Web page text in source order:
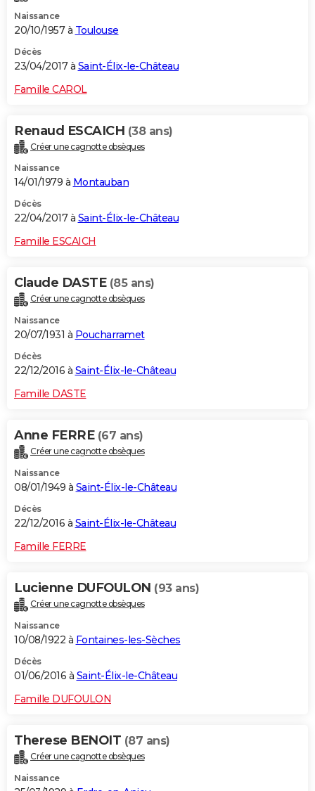
Naissance
20/10/1957 à Toulouse
Décès
23/04/2017 à Saint-Élix-le-Château
Famille CAROL
Renaud ESCAICH (38 ans)
Créer une cagnotte obsèques
Naissance
14/01/1979 à Montauban
Décès
22/04/2017 à Saint-Élix-le-Château
Famille ESCAICH
Claude DASTE (85 ans)
Créer une cagnotte obsèques
Naissance
20/07/1931 à Poucharramet
Décès
22/12/2016 à Saint-Élix-le-Château
Famille DASTE
Anne FERRE (67 ans)
Créer une cagnotte obsèques
Naissance
08/01/1949 à Saint-Élix-le-Château
Décès
22/12/2016 à Saint-Élix-le-Château
Famille FERRE
Lucienne DUFOULON (93 ans)
Créer une cagnotte obsèques
Naissance
10/08/1922 à Fontaines-les-Sèches
Décès
01/06/2016 à Saint-Élix-le-Château
Famille DUFOULON
Therese BENOIT (87 ans)
Créer une cagnotte obsèques
Naissance